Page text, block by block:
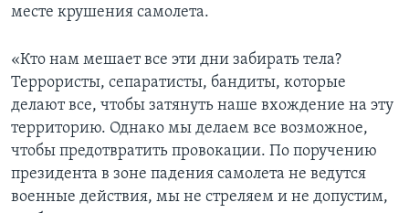
месте крушения самолета.
«Кто нам мешает все эти дни забирать тела?
Террористы, сепаратисты, бандиты, которые
делают все, чтобы затянуть наше вхождение на эту
территорию. Однако мы делаем все возможное,
чтобы предотвратить провокации. По поручению
президента в зоне падения самолета не ведутся
военные действия, мы не стреляем и не допустим,